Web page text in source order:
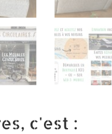
c'est :